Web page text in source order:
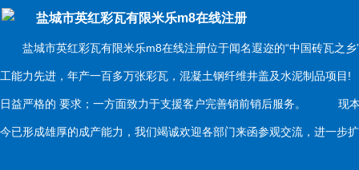
盐城市英红彩瓦有限米乐m8在线注册
盐城市英红彩瓦有限米乐m8在线注册位于闻名遐迩的“中国砖瓦之乡
工能力先进，年产一百多万张彩瓦，混凝土钢纤维井盖及水泥制品项
日益严格的 要求；一方面致力于支援客户完善销前销后服务。 现本
今已形成雄厚的成产能力，我们竭诚欢迎各部门来函参观交流，进一